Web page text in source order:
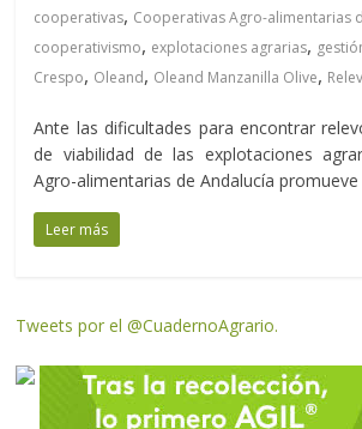
cooperativas, Cooperativas Agro-alimentarias
cooperativismo, explotaciones agrarias,
Crespo, Oleand, Oleand Manzanilla Olive,
Ante las dificultades para encontrar
de viabilidad de las explotaciones
Agro-alimentarias de Andalucía promueve
Leer más
Tweets por el @CuadernoAgrario.